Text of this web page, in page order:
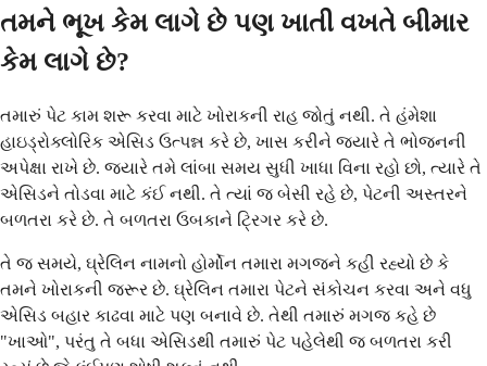
તમને ભૂખ કેમ લાગે છે પણ ખાતી વખતે બીમાર
કેમ લાગે છે?
તમારું પેટ કામ શરૂ કરવા માટે ખોરાકની રાહ જોતું નથી. તે હંમેશા
હાઇડ્રોક્લોરિક એસિડ ઉત્પન્ન કરે છે, ખાસ કરીને જ્યારે તે ભોજનની
અપેક્ષા રાખે છે. જ્યારે તમે લાંબા સમય સુધી ખાધા વિના રહો છો, ત્યારે તે
એસિડને તોડવા માટે કંઈ નથી. તે ત્યાં જ બેસી રહે છે, પેટની અસ્તરને
બળતરા કરે છે. તે બળતરા ઉબકાને ટ્રિગર કરે છે.
તે જ સમયે, ઘ્રેલિન નામનો હોર્મોન તમારા મગજને કહી રહ્યો છે કે
તમને ખોરાકની જરૂર છે. ઘ્રેલિન તમારા પેટને સંકોચન કરવા અને વધુ
એસિડ બહાર કાઢવા માટે પણ બનાવે છે. તેથી તમારું મગજ કહે છે
"ખાઓ", પરંતુ તે બધા એસિડથી તમારું પેટ પહેલેથી જ બળતરા કરી